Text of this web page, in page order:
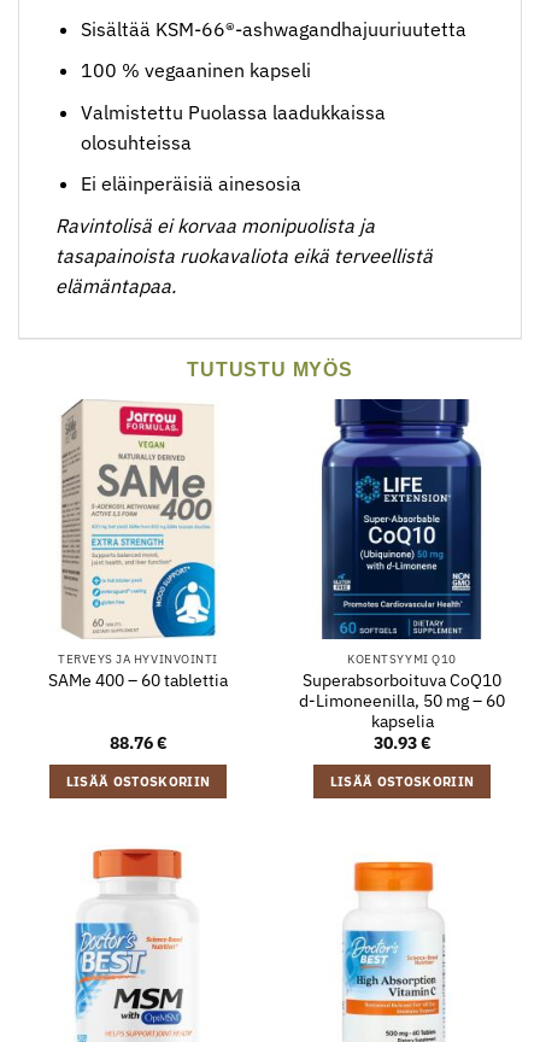
Sisältää KSM-66®-ashwagandhajuuriuutetta
100 % vegaaninen kapseli
Valmistettu Puolassa laadukkaissa
olosuhteissa
Ei eläinperäisiä ainesosia
Ravintolisä ei korvaa monipuolista ja
tasapainoista ruokavaliota eikä terveellistä
elämäntapaa.
TUTUSTU MYÖS
TERVEYS JA HYVINVOINTI
SAMe 400 – 60 tablettia
88.76€
LISÄÄ OSTOSKORIIN
KOENTSYYMI Q10
Superabsorboituva CoQ10
d-Limoneenilla, 50 mg – 60
kapselia
30.93€
LISÄÄ OSTOSKORIIN